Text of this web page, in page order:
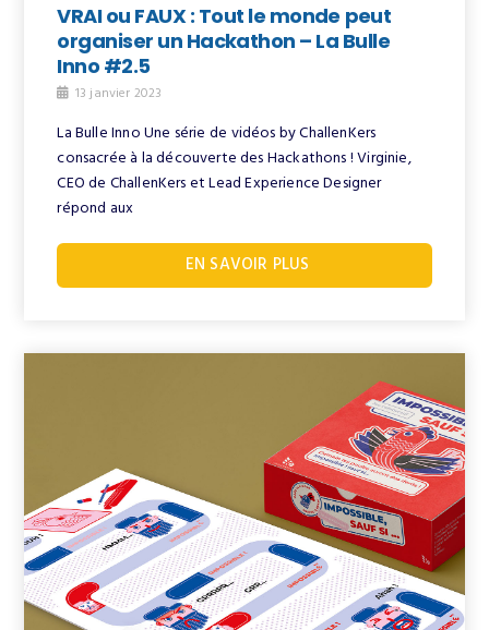
VRAI ou FAUX : Tout le monde peut
organiser un Hackathon – La Bulle
Inno #2.5
13 janvier 2023
La Bulle Inno Une série de vidéos by ChallenKers
consacrée à la découverte des Hackathons ! Virginie,
CEO de ChallenKers et Lead Experience Designer
répond aux
EN SAVOIR PLUS